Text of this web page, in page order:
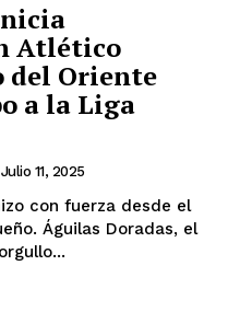
Atlético
del Oriente
a la Liga
Julio 11, 2025
con fuerza desde el
Águilas Doradas, el